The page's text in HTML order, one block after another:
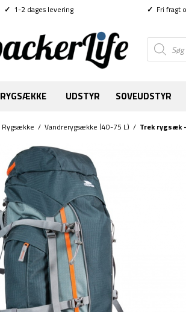
✓ 1-2 dages levering ✓ Fri fragt
Products
search
RYGSÆKKE UDSTYR SOVEUDSTYR
Rygsække / Vandrerygsække (40-75 L) / Trek rygsæk